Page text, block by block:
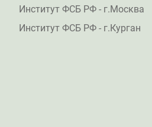
Институт ФСБ РФ - г.Москва
Институт ФСБ РФ - г.Курган